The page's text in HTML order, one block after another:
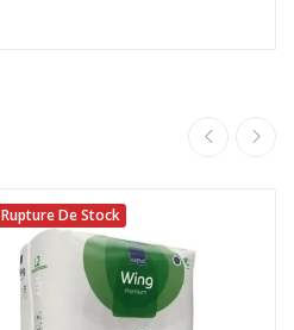
Rupture De Stock